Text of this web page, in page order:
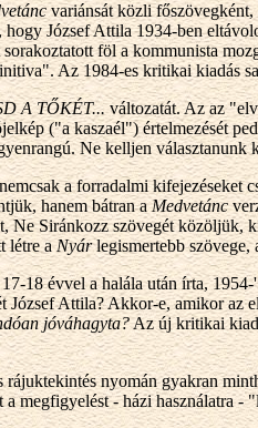
variánsát közli főszövegként,
József Attila 1934-ben
föl a kommunista
Az 1984-es kritikai kiadás
A TŐKÉT...változatát. Az az
("a kaszaél") értelmezését
Ne kelljen választanunk
a forradalmi kifejezéseket
hanem bátran aMedvetánc
Siránkozz szövegét közöljük,
létre aNyárlegismertebb szövege,
18 évvel a halála után írta,
József Attila? Akkor-e, amikor az
jóváhagyta?Az új kritikai
nyomán gyakran
megfigyelést - házi használatra